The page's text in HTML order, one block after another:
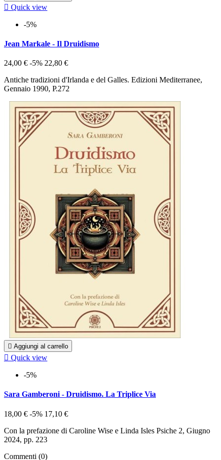
 Quick view
-5%
Jean Markale - Il Druidismo
24,00 € -5% 22,80 €
Antiche tradizioni d'Irlanda e del Galles. Edizioni Mediterranee,
Gennaio 1990, P.272
 Aggiungi al carrello
 Quick view
-5%
Sara Gamberoni - Druidismo. La Triplice Via
18,00 € -5% 17,10 €
Con la prefazione di Caroline Wise e Linda Isles Psiche 2, Giugno
2024, pp. 223
Commenti (0)